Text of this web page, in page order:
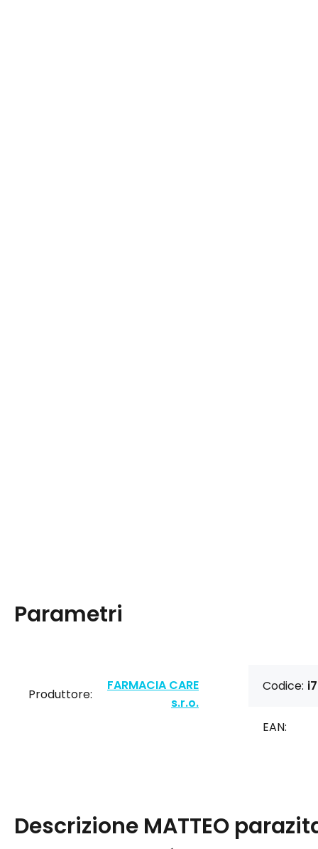
Parametri
Produttore:
FARMACIA CARE
s.r.o.
Codice:
EAN:
Descrizione MATTEO